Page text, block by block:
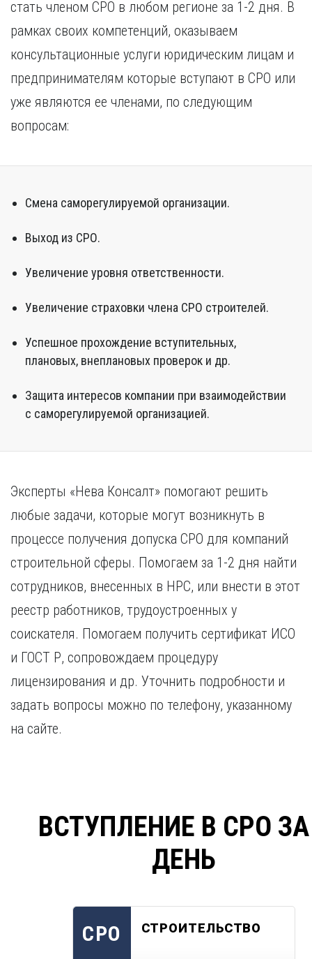
стать членом СРО в любом регионе за 1-2 дня. В
рамках своих компетенций, оказываем
консультационные услуги юридическим лицам и
предпринимателям которые вступают в СРО или
уже являются ее членами, по следующим
вопросам:
Смена саморегулируемой организации.
Выход из СРО.
Увеличение уровня ответственности.
Увеличение страховки члена СРО строителей.
Успешное прохождение вступительных,
плановых, внеплановых проверок и др.
Защита интересов компании при взаимодействии
с саморегулируемой организацией.
Эксперты «Нева Консалт» помогают решить
любые задачи, которые могут возникнуть в
процессе получения допуска СРО для компаний
строительной сферы. Помогаем за 1-2 дня найти
сотрудников, внесенных в НРС, или внести в этот
реестр работников, трудоустроенных у
соискателя. Помогаем получить сертификат ИСО
и ГОСТ Р, сопровождаем процедуру
лицензирования и др. Уточнить подробности и
задать вопросы можно по телефону, указанному
на сайте.
ВСТУПЛЕНИЕ В СРО
ДЕНЬ
СРО СТРОИТЕЛЬСТВО